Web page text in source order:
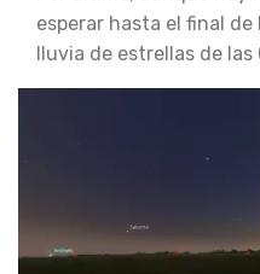
esperar hasta el final
lluvia de estrellas de las